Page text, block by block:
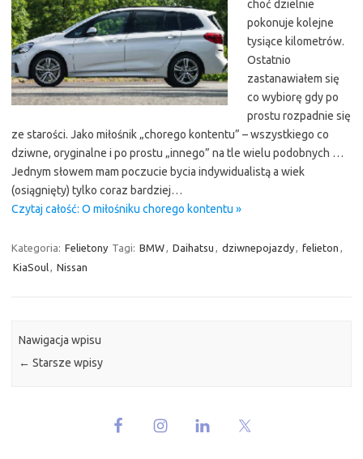
choć dzielnie
pokonuje kolejne
tysiące kilometrów.
Ostatnio
zastanawiałem się
co wybiorę gdy po
prostu rozpadnie się
ze starości. Jako miłośnik „chorego kontentu” – wszystkiego co
dziwne, oryginalne i po prostu „innego” na tle wielu podobnych …
Jednym słowem mam poczucie bycia indywidualistą a wiek
(osiągnięty) tylko coraz bardziej…
Czytaj całość: O miłośniku chorego kontentu »
Kategoria: Felietony Tagi: BMW, Daihatsu , dziwnepojazdy, felieton ,
KiaSoul, Nissan
Nawigacja wpisu
← Starsze wpisy